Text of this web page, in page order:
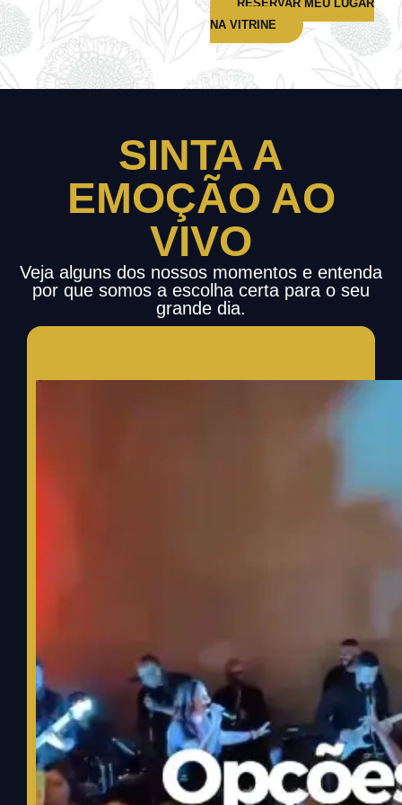
RESERVAR MEU LUGAR
NA VITRINE
SINTA A
EMOÇÃO AO
VIVO
Veja alguns dos nossos momentos e entenda
por que somos a escolha certa para o seu
grande dia.